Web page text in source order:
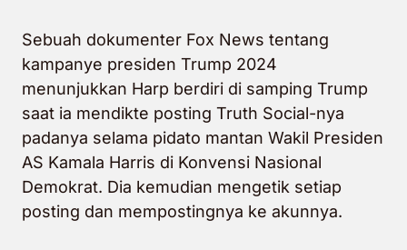
Sebuah dokumenter Fox News tentang
kampanye presiden Trump 2024
menunjukkan Harp berdiri di samping Trump
saat ia mendikte posting Truth Social-nya
padanya selama pidato mantan Wakil Presiden
AS Kamala Harris di Konvensi Nasional
Demokrat. Dia kemudian mengetik setiap
posting dan mempostingnya ke akunnya.